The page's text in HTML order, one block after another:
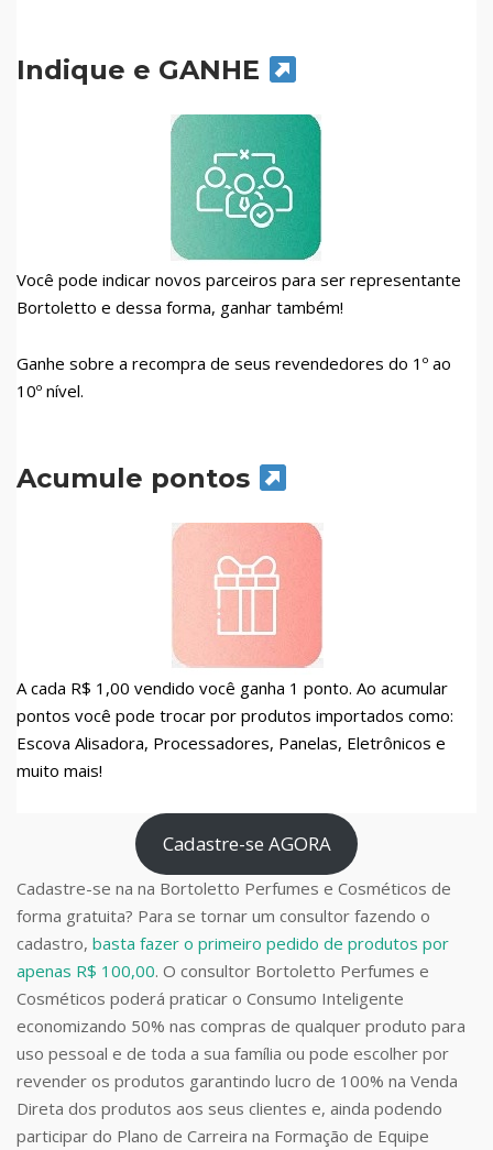
Indique e GANHE
Você pode indicar novos parceiros para ser representante
Bortoletto e dessa forma, ganhar também!
Ganhe sobre a recompra de seus revendedores do 1º ao
10º nível.
Acumule pontos
A cada R$ 1,00 vendido você ganha 1 ponto. Ao acumular
pontos você pode trocar por produtos importados como:
Escova Alisadora, Processadores, Panelas, Eletrônicos e
muito mais!
Cadastre-se AGORA
Cadastre-se na na Bortoletto Perfumes e Cosméticos de
forma gratuita? Para se tornar um consultor fazendo o
cadastro, basta fazer o primeiro pedido de produtos por
apenas R$ 100,00. O consultor Bortoletto Perfumes e
Cosméticos poderá praticar o Consumo Inteligente
economizando 50% nas compras de qualquer produto para
uso pessoal e de toda a sua família ou pode escolher por
revender os produtos garantindo lucro de 100% na Venda
Direta dos produtos aos seus clientes e, ainda podendo
participar do Plano de Carreira na Formação de Equipe